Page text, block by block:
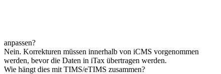
anpassen?
Nein. Korrekturen müssen innerhalb von iCMS vorgenommen
werden, bevor die Daten in iTax übertragen werden.
Wie hängt dies mit TIMS/eTIMS zusammen?